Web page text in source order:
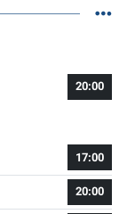
20:00
17:00
20:00